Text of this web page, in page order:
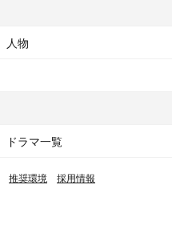
人物
ドラマ一覧
推奨環境 採用情報